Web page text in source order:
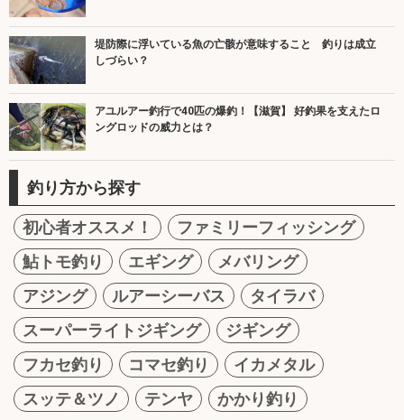
堤防際に浮いている魚の亡骸が意味すること 釣りは成立
しづらい？
アユルアー釣行で40匹の爆釣！【滋賀】 好釣果を支えたロ
ングロッドの威力とは？
釣り方から探す
初心者オススメ！
ファミリーフィッシング
鮎トモ釣り
エギング
メバリング
アジング
ルアーシーバス
タイラバ
スーパーライトジギング
ジギング
フカセ釣り
コマセ釣り
イカメタル
スッテ＆ツノ
テンヤ
かかり釣り